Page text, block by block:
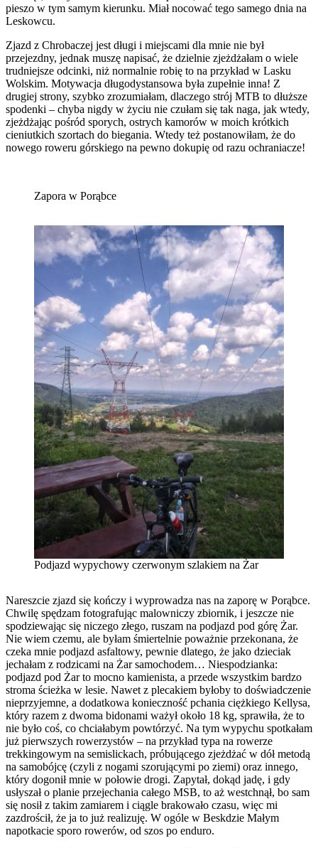
pieszo w tym samym kierunku. Miał nocować tego samego dnia na
Leskowcu.
Zjazd z Chrobaczej jest długi i miejscami dla mnie nie był
przejezdny, jednak muszę napisać, że dzielnie zjeżdżałam o wiele
trudniejsze odcinki, niż normalnie robię to na przykład w Lasku
Wolskim. Motywacja długodystansowa była zupełnie inna! Z
drugiej strony, szybko zrozumiałam, dlaczego strój MTB to dłuższe
spodenki – chyba nigdy w życiu nie czułam się tak naga, jak wtedy,
zjeżdżając pośród sporych, ostrych kamorów w moich krótkich
cieniutkich szortach do biegania. Wtedy też postanowiłam, że do
nowego roweru górskiego na pewno dokupię od razu ochraniacze!
Zapora w Porąbce
Podjazd wypychowy czerwonym szlakiem na Żar
Nareszcie zjazd się kończy i wyprowadza nas na zaporę w Porąbce.
Chwilę spędzam fotografując malowniczy zbiornik, i jeszcze nie
spodziewając się niczego złego, ruszam na podjazd pod górę Żar.
Nie wiem czemu, ale byłam śmiertelnie poważnie przekonana, że
czeka mnie podjazd asfaltowy, pewnie dlatego, że jako dzieciak
jechałam z rodzicami na Żar samochodem… Niespodzianka:
podjazd pod Żar to mocno kamienista, a przede wszystkim bardzo
stroma ścieżka w lesie. Nawet z plecakiem byłoby to doświadczenie
nieprzyjemne, a dodatkowa konieczność pchania ciężkiego Kellysa,
który razem z dwoma bidonami ważył około 18 kg, sprawiła, że to
nie było coś, co chciałabym powtórzyć. Na tym wypychu spotkałam
już pierwszych rowerzystów – na przykład typa na rowerze
trekkingowym na semislickach, próbującego zjeżdżać w dół metodą
na samobójcę (czyli z nogami szorującymi po ziemi) oraz innego,
który dogonił mnie w połowie drogi. Zapytał, dokąd jadę, i gdy
usłyszał o planie przejechania całego MSB, to aż westchnął, bo sam
się nosił z takim zamiarem i ciągle brakowało czasu, więc mi
zazdrościł, że ja to już realizuję. W ogóle w Beskdzie Małym
napotkacie sporo rowerów, od szos po enduro.